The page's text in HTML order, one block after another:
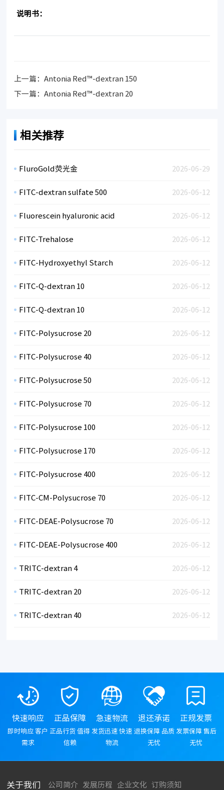
说明书：
上一篇：Antonia Red™-dextran 150
下一篇：Antonia Red™-dextran 20
相关推荐
2026-06-29
FluroGold荧光金
2026-06-12
FITC-dextran sulfate 500
2026-06-12
Fluorescein hyaluronic acid
2026-06-12
FITC-Trehalose
2026-06-12
FITC-Hydroxyethyl Starch
2026-06-12
FITC-Q-dextran 10
2026-06-12
FITC-Q-dextran 10
2026-06-12
FITC-Polysucrose 20
2026-06-12
FITC-Polysucrose 40
2026-06-12
FITC-Polysucrose 50
2026-06-12
FITC-Polysucrose 70
2026-06-12
FITC-Polysucrose 100
2026-06-12
FITC-Polysucrose 170
2026-06-12
FITC-Polysucrose 400
2026-06-12
FITC-CM-Polysucrose 70
2026-06-12
FITC-DEAE-Polysucrose 70
2026-06-12
FITC-DEAE-Polysucrose 400
2026-06-12
TRITC-dextran 4
2026-06-12
TRITC-dextran 20
2026-06-12
TRITC-dextran 40
快速响应
即时响应 客户
需求
正品保障
正品行货 值得
信赖
急速物流
发货迅速 快速
物流
退还承诺
退换保障 品质
无忧
正规发票
发票保障 售后
无忧
关于我们 公司简介 发展历程 企业文化 订购须知